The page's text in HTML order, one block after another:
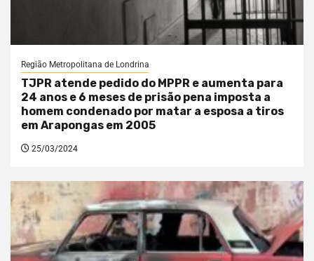
Região Metropolitana de Londrina
TJPR atende pedido do MPPR e aumenta para
24 anos e 6 meses de prisão pena imposta a
homem condenado por matar a esposa a tiros
em Arapongas em 2005
25/03/2024